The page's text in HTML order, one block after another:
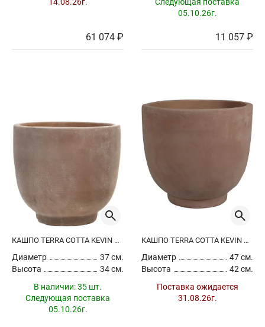
61 074 ₽
05.10.26г.
11 057 ₽
КАШПО TERRA COTTA KEVIN POT CHOCO
Диаметр
37 см.
Высота
34 см.
В наличии:35 шт.
Следующая поставка
05.10.26г.
КАШПО TERRA COTTA KEVIN POT CHOCO
Диаметр
47 см.
Высота
42 см.
Поставка ожидается
31.08.26г.